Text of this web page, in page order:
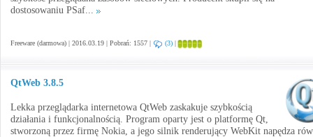
dostosowaniu PSaf...
Freeware (darmowa) | 2016.03.19 | Pobrań: 1557 | (3) |
QtWeb 3.8.5
Lekka przeglądarka internetowa QtWeb zaskakuje szybkością
działania i funkcjonalnością. Program oparty jest o platformę Qt,
stworzoną przez firmę Nokia, a jego silnik renderujący WebKit napędza